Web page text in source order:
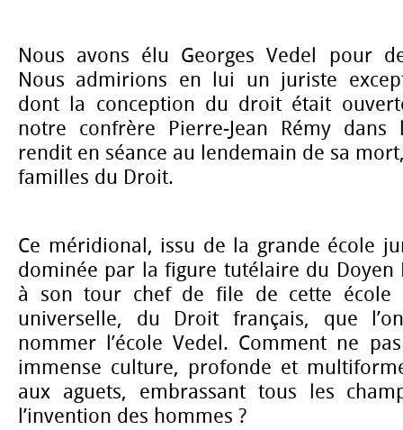
Nous avons élu Georges Vedel pour
Nous admirions en lui un juriste
dont la conception du droit était
notre confrère Pierre-Jean Rémy dans
rendit en séance au lendemain de sa
familles du Droit.
Ce méridional, issu de la grande école
dominée par la figure tutélaire du Doyen
à son tour chef de file de cette école
universelle, du Droit français, que
nommer l’école Vedel. Comment ne
immense culture, profonde et
aux aguets, embrassant tous les
l’invention des hommes ?